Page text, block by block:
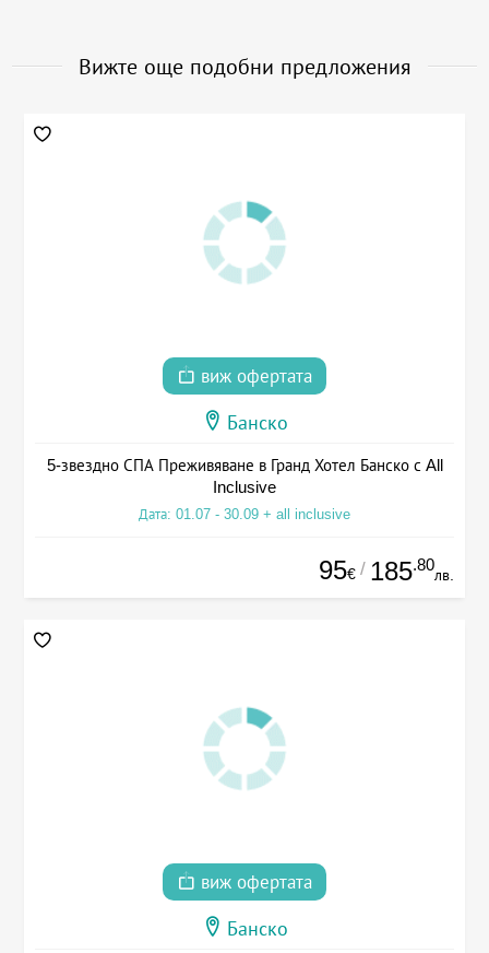
Вижте още подобни предложения
виж офертата
Банско
5-звездно СПА Преживяване в Гранд Хотел Банско с All
Inclusive
Дата: 01.07 - 30.09 + all inclusive
95€ / 185.80
лв.
виж офертата
Банско